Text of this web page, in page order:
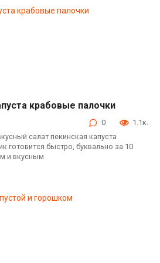
крабовые палочки
0
1.1к.
салат пекинская капуста
готовится быстро, буквально за 10
и вкусным